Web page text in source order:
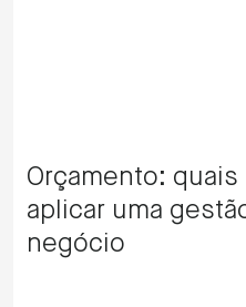
Orçamento:
aplicar uma
negócio